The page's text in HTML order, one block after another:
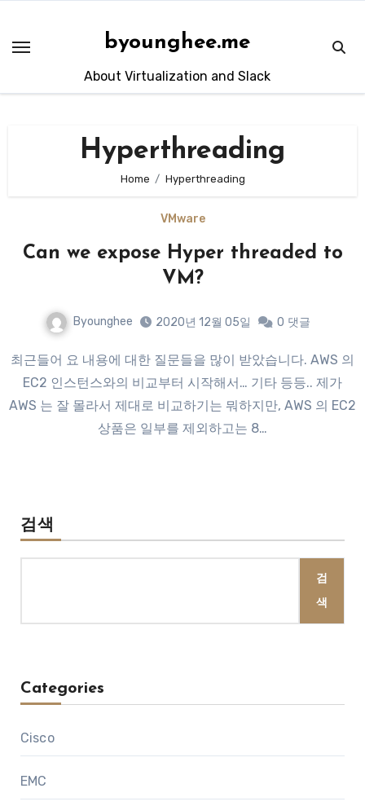
content
byounghee.me
About Virtualization and Slack
Hyperthreading
Home Hyperthreading
VMware
Can we expose Hyper threaded to
VM?
Byounghee 2020년 12월 05일 0 댓글
최근들어 요 내용에 대한 질문들을 많이 받았습니다. AWS 의
EC2 인스턴스와의 비교부터 시작해서… 기타 등등.. 제가
AWS 는 잘 몰라서 제대로 비교하기는 뭐하지만, AWS 의 EC2
상품은 일부를 제외하고는 8…
검색
검
색
Categories
Cisco
EMC